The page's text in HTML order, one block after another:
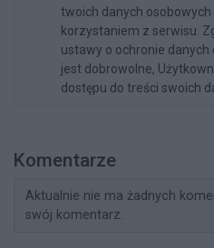
twoich danych
korzystaniem z serwisu.
ustawy o ochronie
jest dobrowolne,
dostępu do treści swoich
Komentarze
Aktualnie nie ma żadnych
swój komentarz.